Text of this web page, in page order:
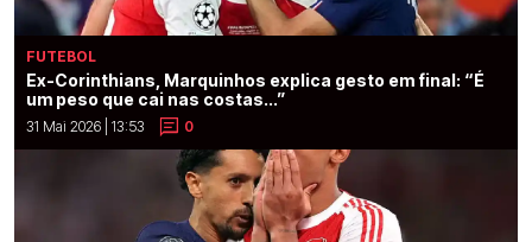
FUTEBOL
Ex-Corinthians, Marquinhos explica gesto em final: “É
um peso que cai nas costas...”
31 Mai 2026 | 13:53 0